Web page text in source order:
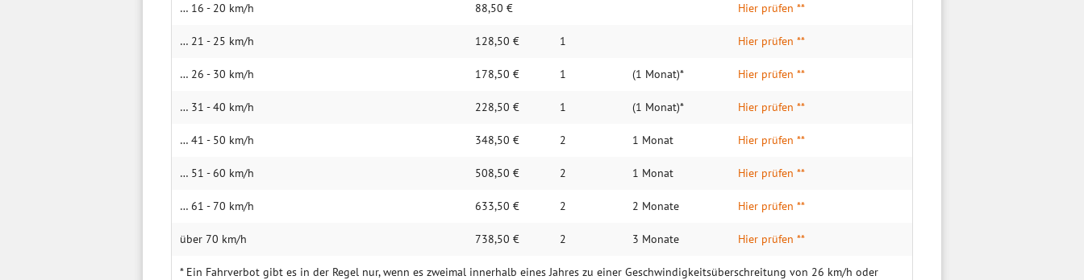
… 16 - 20 km/h 88,50 € Hier prüfen **
… 21 - 25 km/h 128,50 € 1 Hier prüfen **
… 26 - 30 km/h 178,50 € 1 (1 Monat)* Hier prüfen **
… 31 - 40 km/h 228,50 € 1 (1 Monat)* Hier prüfen **
… 41 - 50 km/h 348,50 € 2 1 Monat Hier prüfen **
… 51 - 60 km/h 508,50 € 2 1 Monat Hier prüfen **
… 61 - 70 km/h 633,50 € 2 2 Monate Hier prüfen **
über 70 km/h 738,50 € 2 3 Monate Hier prüfen **
* Ein Fahrverbot gibt es in der Regel nur, wenn es zweimal innerhalb eines Jahres zu einer Geschwindigkeitsüberschreitung von 26 km/h oder